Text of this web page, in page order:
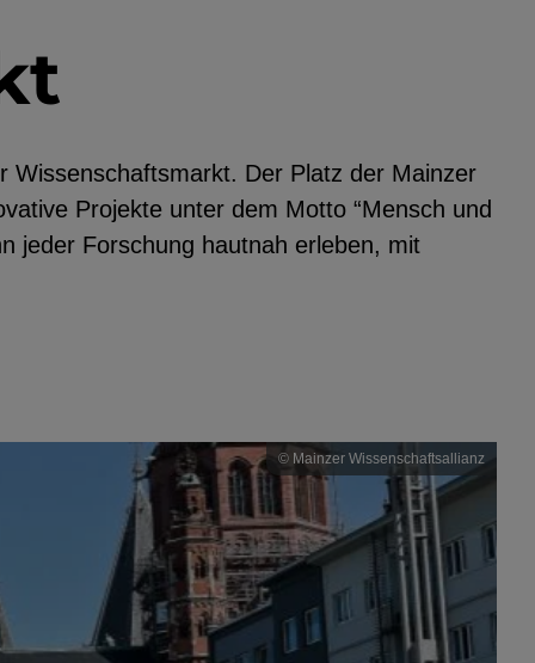
Wissenschaftsmarkt. Der Platz der Mainzer
Projekte unter dem Motto “Mensch und
jeder Forschung hautnah erleben, mit
© Mainzer Wissenschaftsallianz